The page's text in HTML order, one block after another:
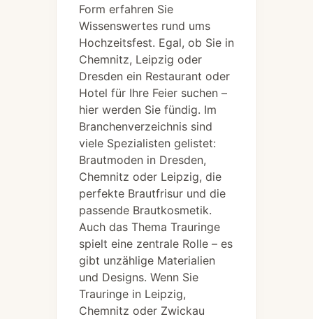
Form erfahren Sie
Wissenswertes rund ums
Hochzeitsfest. Egal, ob Sie in
Chemnitz, Leipzig oder
Dresden ein Restaurant oder
Hotel für Ihre Feier suchen –
hier werden Sie fündig. Im
Branchenverzeichnis sind
viele Spezialisten gelistet:
Brautmoden in Dresden,
Chemnitz oder Leipzig, die
perfekte Brautfrisur und die
passende Brautkosmetik.
Auch das Thema Trauringe
spielt eine zentrale Rolle – es
gibt unzählige Materialien
und Designs. Wenn Sie
Trauringe in Leipzig,
Chemnitz oder Zwickau